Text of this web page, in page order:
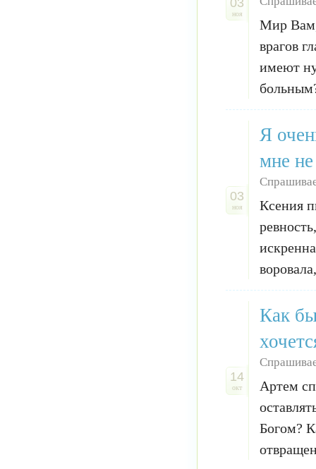
03
ноя
Мир Вам,
врагов
имеют
03
ноя
Я
мне
Ксения
14
окт
Как
Артем
Богом?